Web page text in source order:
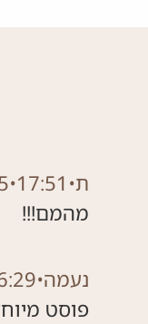
ת•
17:51
•
מהמם!!!
נעמה•
פוסט